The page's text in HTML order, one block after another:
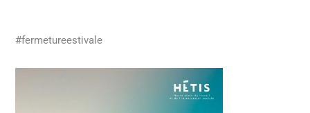
#fermetureestivale